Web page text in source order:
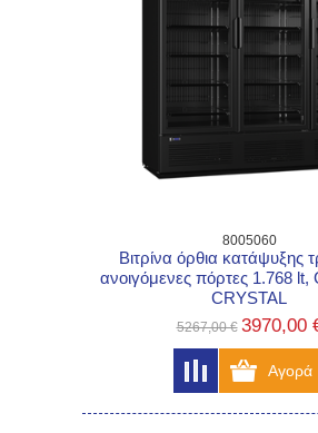
8005060
Βιτρίνα όρθια κατάψυξης
ανοιγόμενες πόρτες 1.768 lt,
CRYSTAL
5267,00 € 3970,00